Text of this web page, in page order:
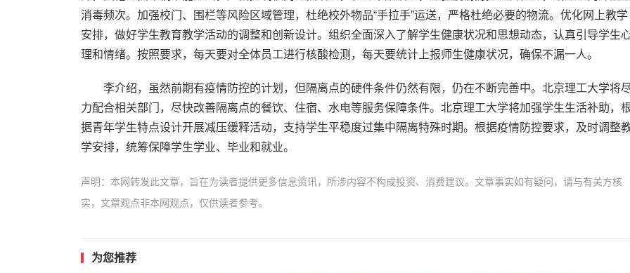
消毒频次。加强校门、围栏等风险区域管理，杜绝校外物品“手拉手”运送，严格杜绝必要的物流。优化网上教学
安排，做好学生教育教学活动的调整和创新设计。组织全面深入了解学生健康状况和思想动态，认真引导学生
理和情绪。按照要求，每天要对全体员工进行核酸检测，每天要统计上报师生健康状况，确保不漏一人。
李介绍，虽然前期有疫情防控的计划，但隔离点的硬件条件仍然有限，仍在不断完善中。北京理工大学将
力配合相关部门，尽快改善隔离点的餐饮、住宿、水电等服务保障条件。北京理工大学将加强学生生活补助，
据青年学生特点设计开展减压缓释活动，支持学生平稳度过集中隔离特殊时期。根据疫情防控要求，及时调整
学安排，统筹保障学生学业、毕业和就业。
声明：本网转发此文章，旨在为读者提供更多信息资讯，所涉内容不构成投资、消费建议。文章事实如有疑问，请与有关方核
实，文章观点非本网观点，仅供读者参考。
为您推荐